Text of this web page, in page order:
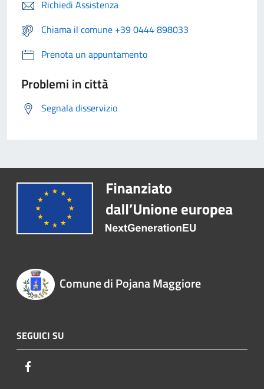
Richiedi Assistenza
Chiama il comune +39 0444 898033
Prenota un appuntamento
Problemi in città
Segnala disservizio
Comune di Pojana Maggiore
SEGUICI SU